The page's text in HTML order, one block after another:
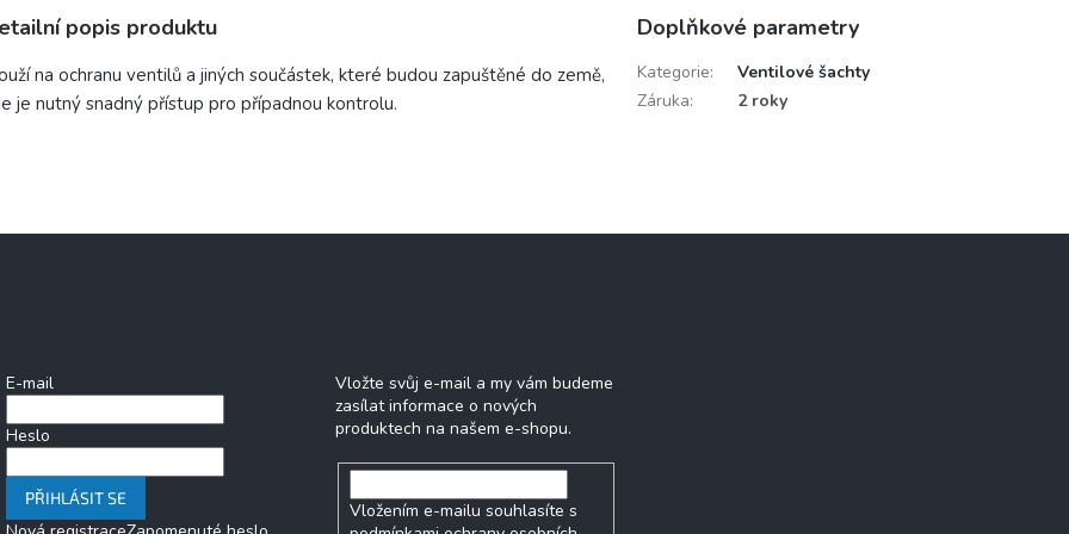
popis produktu
na ochranu ventilů a jiných součástek, které budou zapuštěné do země,
je nutný snadný přístup pro případnou kontrolu.
Doplňkové parametry
Kategorie:
Ventilové šachty
Záruka: 2 roky
E-mail
Heslo
PŘIHLÁSIT SE
Vložte svůj e-mail a my vám budeme
zasílat informace o nových
produktech na našem e-shopu.
Vložením e-mailu souhlasíte s